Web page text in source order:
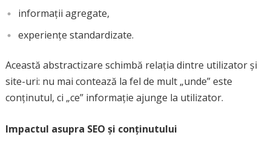
informații agregate,
experiențe standardizate.
Această abstractizare schimbă relația dintre utilizator și
site-uri: nu mai contează la fel de mult „unde” este
conținutul, ci „ce” informație ajunge la utilizator.
Impactul asupra SEO și conținutului